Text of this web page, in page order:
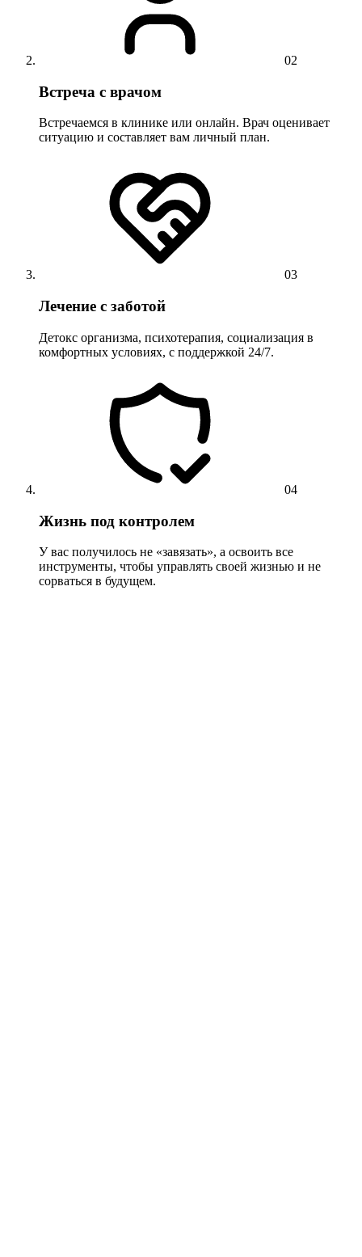
02
Встреча с врачом
Встречаемся в клинике или онлайн. Врач оценивает
ситуацию и составляет вам личный план.
03
Лечение с заботой
Детокс организма, психотерапия, социализация в
комфортных условиях, с поддержкой 24/7.
04
Жизнь под контролем
У вас получилось не «завязать», а освоить все
инструменты, чтобы управлять своей жизнью и не
сорваться в будущем.